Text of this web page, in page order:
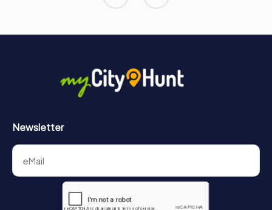
Die Matthew steht als stolzes Symbol für Bristols reiches
Sie lädt alle, die an Bord gehen, ein, sich auf eine
die Segel und setzt euren Kurs nach Bristol – die Matthew
erwartet euch!
Newsletter